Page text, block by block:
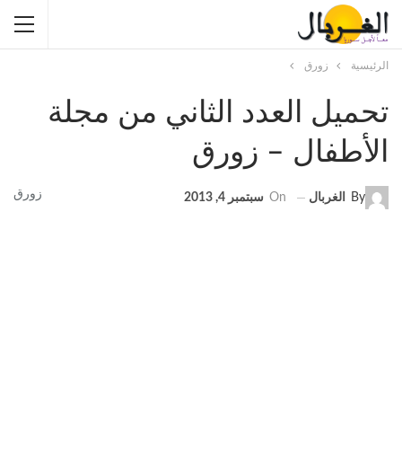
الرئيسية زورق
تحميل العدد الثاني من مجلة
الأطفال – زورق
زورق By الغربال On سبتمبر 4, 2013